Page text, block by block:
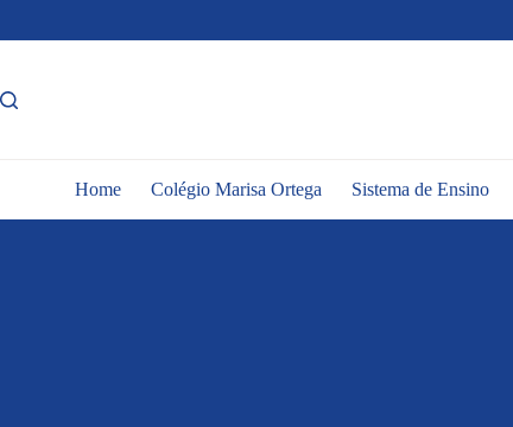
Home Colégio Marisa Ortega Sistema de Ensino